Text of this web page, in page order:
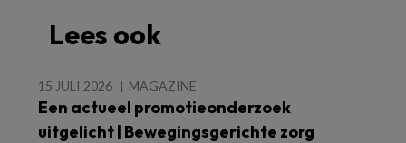
Lees ook
15 JULI 2026 MAGAZINE
Een actueel promotieonderzoek
uitgelicht | Bewegingsgerichte zorg